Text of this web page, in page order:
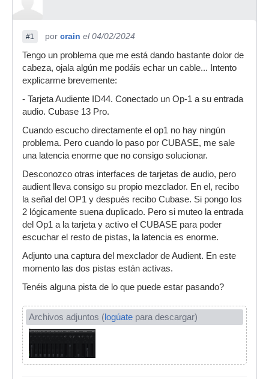
#1 por crain el 04/02/2024
Tengo un problema que me está dando bastante dolor de
cabeza, ojala algún me podáis echar un cable... Intento
explicarme brevemente:
- Tarjeta Audiente ID44. Conectado un Op-1 a su entrada
audio. Cubase 13 Pro.
Cuando escucho directamente el op1 no hay ningún
problema. Pero cuando lo paso por CUBASE, me sale
una latencia enorme que no consigo solucionar.
Desconozco otras interfaces de tarjetas de audio, pero
audient lleva consigo su propio mezclador. En el, recibo
la señal del OP1 y después recibo Cubase. Si pongo los
2 lógicamente suena duplicado. Pero si muteo la entrada
del Op1 a la tarjeta y activo el CUBASE para poder
escuchar el resto de pistas, la latencia es enorme.
Adjunto una captura del mexclador de Audient. En este
momento las dos pistas están activas.
Tenéis alguna pista de lo que puede estar pasando?
Archivos adjuntos (logúate para descargar)